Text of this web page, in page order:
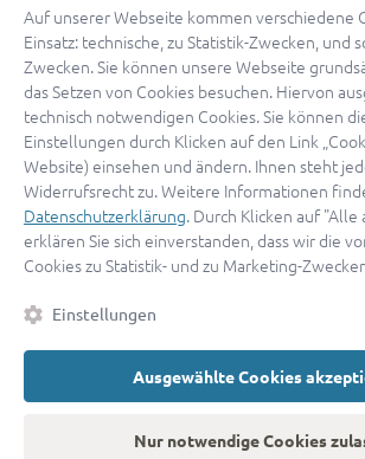
Mit Apple anmelden
Sign in with Google
By continuing, you are indicating that you
ServiceandPrivacy Policy.
Sie haben noch keinen Zugang?Hier
oder als Anwalt
© 2026 advocado
Auf unserer Webseite kommen verschiedene
Einsatz: technische, zu Statistik-Zwecken, und
Zwecken. Sie können unsere Webseite
das Setzen von Cookies besuchen. Hiervon
technisch notwendigen Cookies. Sie können
Einstellungen durch Klicken auf den Link
Website) einsehen und ändern. Ihnen steht
Widerrufsrecht zu. Weitere Informationen
Datenschutzerklärung. Durch Klicken auf
erklären Sie sich einverstanden, dass wir die
Cookies zu Statistik- und zu Marketing-
Einstellungen
Ausgewählte Cookies
Nur notwendige Cookies